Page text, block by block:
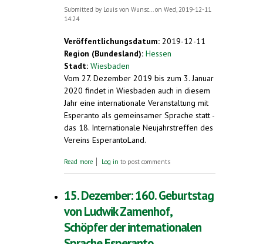
Submitted by Louis von Wunsc...on Wed, 2019-12-11
14:24
Veröffentlichungsdatum: 2019-12-11
Region (Bundesland): Hessen
Stadt: Wiesbaden
Vom 27. Dezember 2019 bis zum 3. Januar
2020 findet in Wiesbaden auch in diesem
Jahr eine internationale Veranstaltung mit
Esperanto als gemeinsamer Sprache statt -
das 18. Internationale Neujahrstreffen des
Vereins EsperantoLand.
Read more about Internationale Esperanto-
Log in to post comments
15. Dezember: 160. Geburtstag
von Ludwik Zamenhof,
Schöpfer der internationalen